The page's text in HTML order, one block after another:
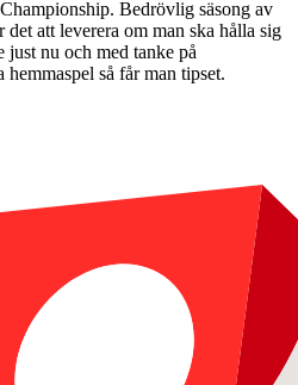
Bedrövlig säsong av
det att leverera om man ska hålla sig
just nu och med tanke på
hemmaspel så får man tipset.